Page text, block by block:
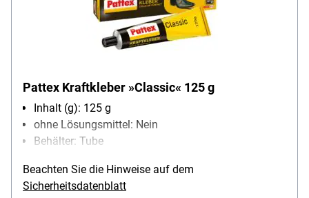
Pattex Kraftkleber »Classic« 125 g
Inhalt (g): 125 g
ohne Lösungsmittel: Nein
Behälter: Tube
Produktverwendung: klebt Holz / Gummi / Leder /
Kork / Filz / Hart-PVC / Weichschaumstoffe /
Beachten Sie die Hinweise auf dem
Sicherheitsdatenblatt